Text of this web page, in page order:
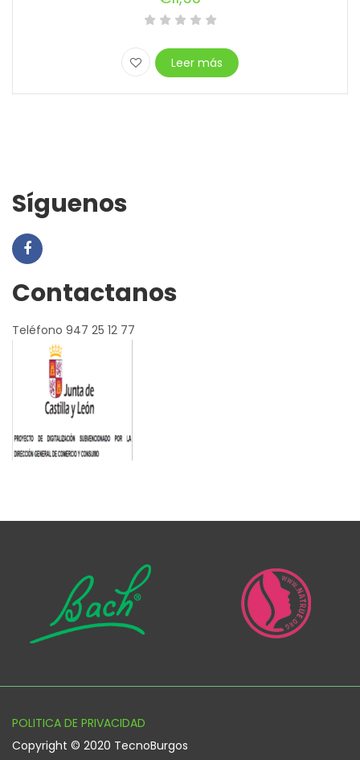
Leer más
Síguenos
Contactanos
Teléfono 947 25 12 77
POLITICA DE PRIVACIDAD
Copyright © 2020 TecnoBurgos